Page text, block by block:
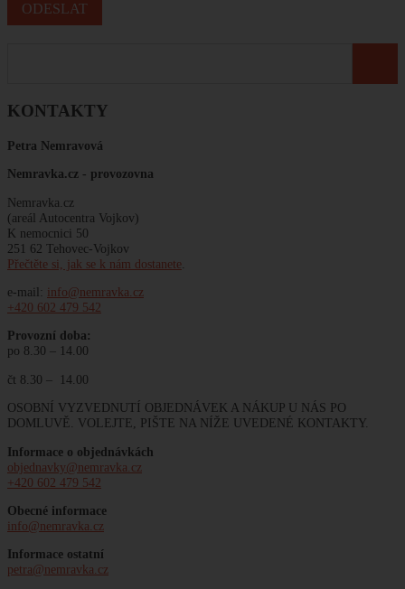
KONTAKTY
Petra Nemravová
Nemravka.cz - provozovna
Nemravka.cz
(areál Autocentra Vojkov)
K nemocnici 50
251 62 Tehovec-Vojkov
Přečtěte si, jak se k nám dostanete
e-mail: info@nemravka.cz
+420 602 479 542
Provozní doba:
po 8.30 – 14.00
čt 8.30 – 14.00
OSOBNÍ VYZVEDNUTÍ OBJEDNÁVEK A NÁKUP U NÁS PO
DOMLUVĚ. VOLEJTE, PIŠTE NA NÍŽE UVEDENÉ KONTAKTY.
Informace o objednávkách
objednavky@nemravka.cz
+420 602 479 542
Obecné informace
info@nemravka.cz
Informace ostatní
petra@nemravka.cz